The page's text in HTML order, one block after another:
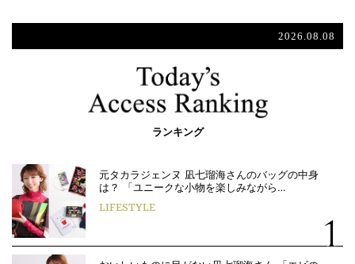
2026.08.08
ランキング
元タカラジェンヌ 凪七瑠海さんのバッグの中身
は？ 「ユニークな小物を楽しみながら…
LIFESTYLE